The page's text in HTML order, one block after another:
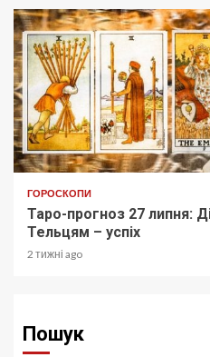
ГОРОСКОПИ
Таро-прогноз 27 липня:
Тельцям – успіх
2 тижні ago
Пошук